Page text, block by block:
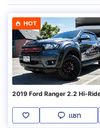
HOT
2019 Ford Ranger 2.2 Hi-
แชท